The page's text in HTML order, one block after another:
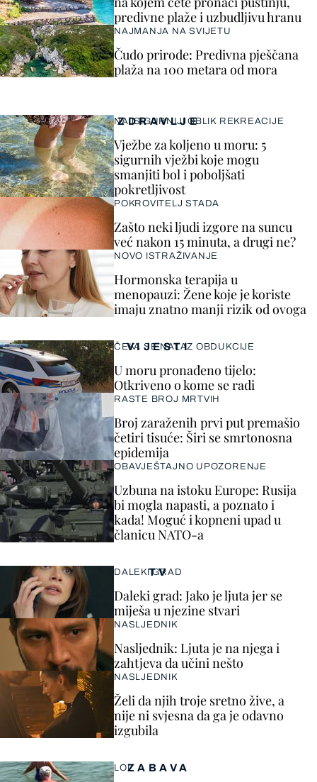
VIJESTI
ČEKA SE NALAZ OBDUKCIJE
U moru pronađeno tijelo:
Otkriveno o kome se radi
RASTE BROJ MRTVIH
Broj zaraženih prvi put premašio
četiri tisuće: Širi se smrtonosna
epidemija
OBAVJEŠTAJNO UPOZORENJE
Uzbuna na istoku Europe: Rusija
bi mogla napasti, a poznato i
kada! Moguć i kopneni upad u
članicu NATO-a
ZDRAVLJE
NAJSIGURNIJI OBLIK REKREACIJE
Vježbe za koljeno u moru: 5
sigurnih vježbi koje mogu
smanjiti bol i poboljšati
pokretljivost
POKROVITELJ STADA
Zašto neki ljudi izgore na suncu
već nakon 15 minuta, a drugi ne?
NOVO ISTRAŽIVANJE
Hormonska terapija u
menopauzi: Žene koje je koriste
imaju znatno manji rizik od ovoga
ZABAVA
LOL
TV
DALEKI GRAD
Daleki grad: Jako je ljuta jer se
miješa u njezine stvari
NASLJEDNIK
Nasljednik: Ljuta je na njega i
zahtjeva da učini nešto
NASLJEDNIK
Želi da njih troje sretno žive, a
nije ni svjesna da ga je odavno
izgubila
predivne plaže i uzbudljivu hranu
NAJMANJA NA SVIJETU
Čudo prirode: Predivna pješčana
plaža na 100 metara od mora